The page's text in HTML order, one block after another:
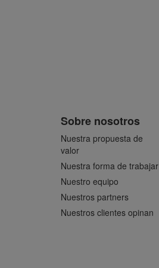
Sobre nosotros
Nuestra propuesta de
valor
Nuestra forma de trabajar
Nuestro equipo
Nuestros partners
Nuestros clientes opinan